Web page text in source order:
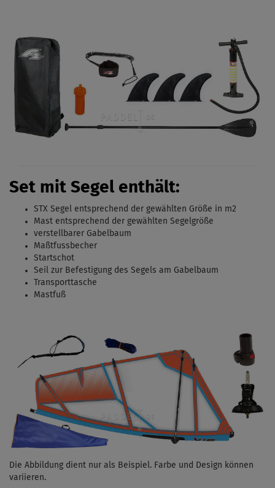
Set mit Segel enthält:
STX Segel entsprechend der gewählten Größe in m2
Mast entsprechend der gewählten Segelgröße
verstellbarer Gabelbaum
Maßtfussbecher
Startschot
Seil zur Befestigung des Segels am Gabelbaum
Transporttasche
Mastfuß
Die Abbildung dient nur als Beispiel. Farbe und Design können
variieren.